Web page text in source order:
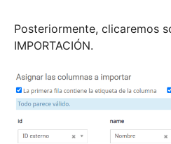
Posteriormente, clicaremos
IMPORTACIÓN.